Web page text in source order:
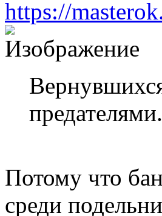
https://
предателями.
Потому что
среди